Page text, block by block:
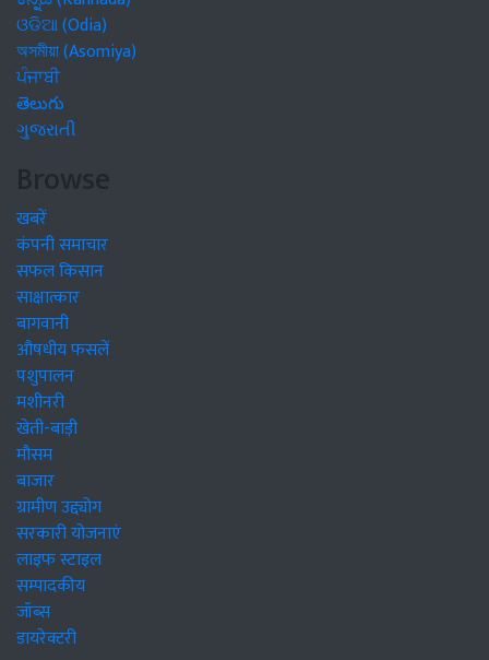
ଓଡିଆ (Odia)
অসমীয়া (Asomiya)
ਪੰਜਾਬੀ
తెలుగు
ગુજરાતી
Browse
खबरें
कंपनी समाचार
सफल किसान
साक्षात्कार
बागवानी
औषधीय फसलें
पशुपालन
मशीनरी
खेती-बाड़ी
मौसम
बाजार
ग्रामीण उद्द्योग
सरकारी योजनाएं
लाइफ स्टाइल
सम्पादकीय
जॉब्स
डायरेक्टरी